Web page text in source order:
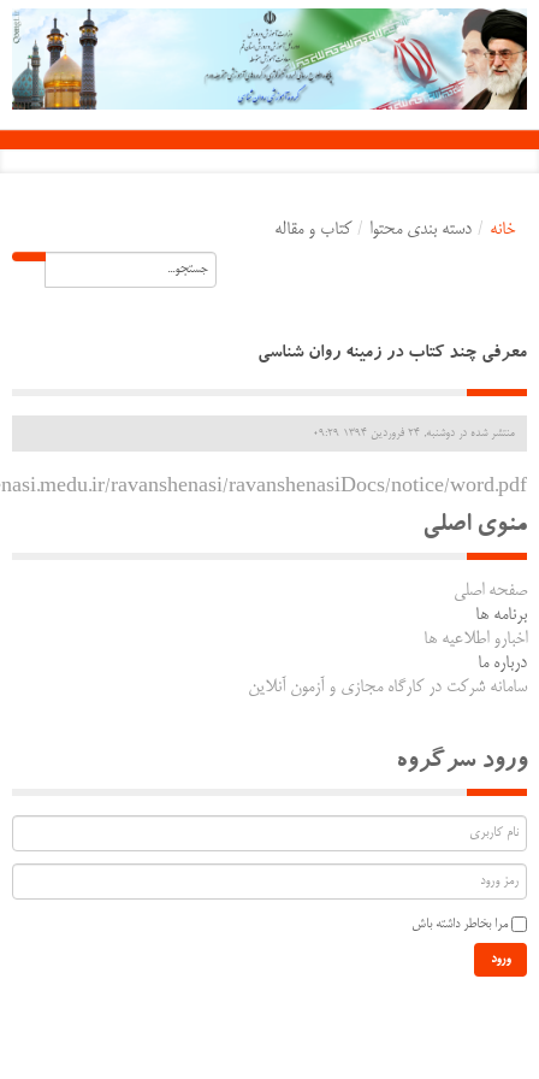
خانه / دسته بندی محتوا / کتاب و مقاله
معرفی چند کتاب در زمینه روان شناسی
منتشر شده در دوشنبه, 24 فروردين 1394 09:29
ravanshenasi/ravanshenasiDocs/notice/word.pdf
منوی اصلی
صفحه اصلی
برنامه ها
اخبارو اطلاعیه ها
درباره ما
سامانه شرکت در کارگاه مجازی و آزمون آنلاین
ورود سرگروه
مرا بخاطر داشته باش
ورود